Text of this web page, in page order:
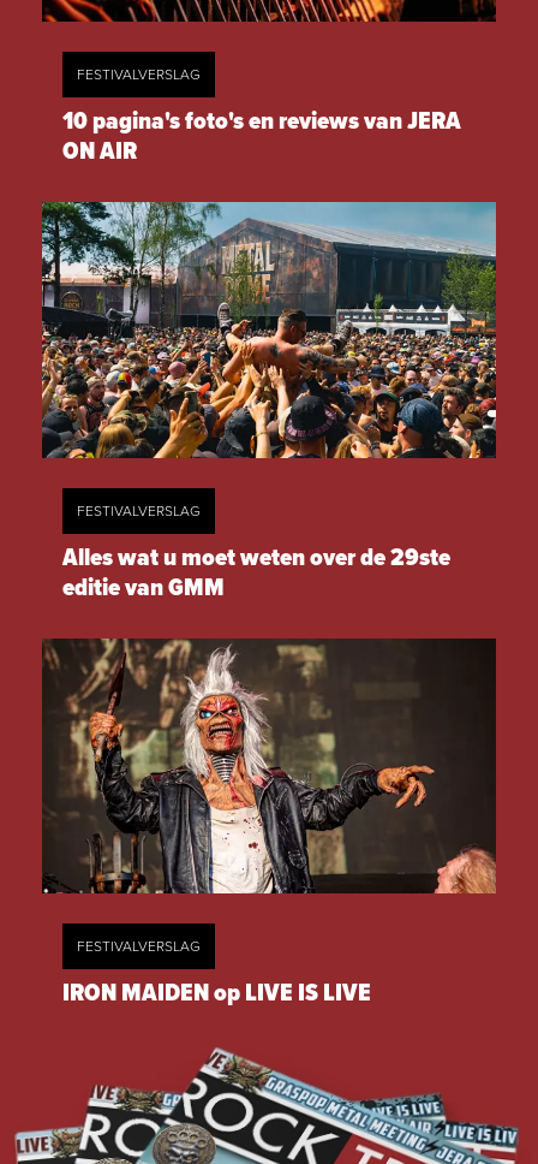
FESTIVALVERSLAG
10 pagina's foto's en reviews van JERA
ON AIR
FESTIVALVERSLAG
Alles wat u moet weten over de 29ste
editie van GMM
FESTIVALVERSLAG
IRON MAIDEN op LIVE IS LIVE